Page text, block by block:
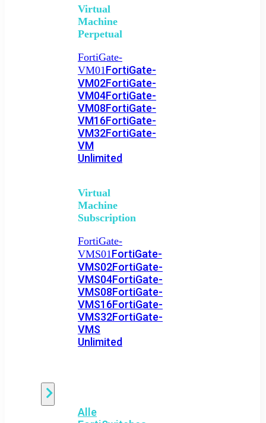
Virtual
Machine
Perpetual
FortiGate-
VM01FortiGate-
VM02FortiGate-
VM04FortiGate-
VM08FortiGate-
VM16FortiGate-
VM32FortiGate-
VM
Unlimited
Virtual
Machine
Subscription
FortiGate-
VMS01FortiGate-
VMS02FortiGate-
VMS04FortiGate-
VMS08FortiGate-
VMS16FortiGate-
VMS32FortiGate-
VMS
Unlimited
Alle